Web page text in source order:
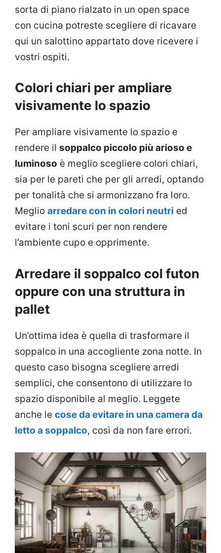
sorta di piano rialzato in un open space
con cucina potreste scegliere di ricavare
qui un salottino appartato dove ricevere i
vostri ospiti.
Colori chiari per ampliare
visivamente lo spazio
Per ampliare visivamente lo spazio e
rendere il soppalco piccolo più arioso e
luminoso è meglio scegliere colori chiari,
sia per le pareti che per gli arredi, optando
per tonalità che si armonizzano fra loro.
Meglio arredare con in colori neutri ed
evitare i toni scuri per non rendere
l’ambiente cupo e opprimente.
Arredare il soppalco col futon
oppure con una struttura in
pallet
Un’ottima idea è quella di trasformare il
soppalco in una accogliente zona notte. In
questo caso bisogna scegliere arredi
semplici, che consentono di utilizzare lo
spazio disponibile al meglio. Leggete
anche le cose da evitare in una camera da
letto a soppalco, così da non fare errori.